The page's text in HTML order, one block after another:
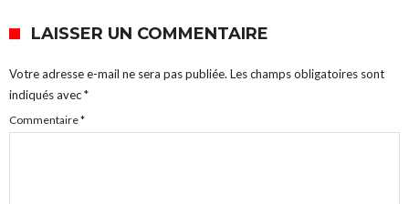
LAISSER UN COMMENTAIRE
Votre adresse e-mail ne sera pas publiée. Les champs obligatoires sont
indiqués avec*
Commentaire*